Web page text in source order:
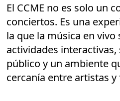
El CCME no es solo un
conciertos. Es una
la que la música en vivo
actividades
público y un ambiente
cercanía entre artistas y